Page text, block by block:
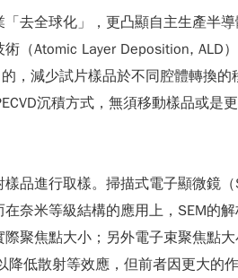
去全球化」，更凸顯自主生產半
（Atomic Layer Deposition, ALD
，減少試片樣品於不同腔體轉換
沉積方式，無須移動樣品或是
品進行取樣。掃描式電子顯微鏡
奈米等級結構的應用上，SEM的
聚焦點大小；另外電子束聚焦點
低散射等效應，但前者因更大的